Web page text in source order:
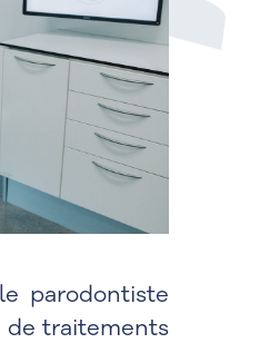
parodontiste
de traitements